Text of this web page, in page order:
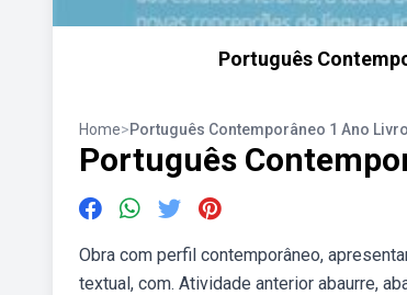
Português
Home>Português Contemporâneo 1 Ano
Português
Obra com perfil contemporâneo,
textual, com. Atividade anterior abaurre,